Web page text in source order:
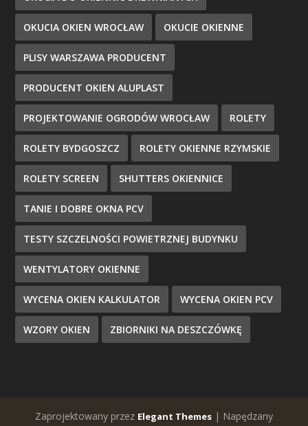
OKUCIA OKIEN WROCŁAW OKUCIE OKIENNE
PLISY WARSZAWA PRODUCENT
PRODUCENT OKIEN ALUPLAST
PROJEKTOWANIE OGRODÓW WROCŁAW ROLETY
ROLETY BYDGOSZCZ ROLETY OKIENNE RZYMSKIE
ROLETY SCREEN SHUTTERS OKIENNICE
TANIE I DOBRE OKNA PCV
TESTY SZCZELNOŚCI POWIETRZNEJ BUDYNKU
WENTYLATORY OKIENNE
WYCENA OKIEN KALKULATOR WYCENA OKIEN PCV
WZORY OKIEN ZBIORNIKI NA DESZCZÓWKĘ
Zaprojektowany przez Elegant Themes | Napędzany